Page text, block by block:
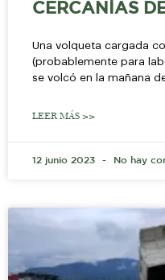
CERCANÍAS
Una volqueta cargada
(probablemente para
se volcó en la mañana
LEER MÁS >>
12 junio 2023 No hay